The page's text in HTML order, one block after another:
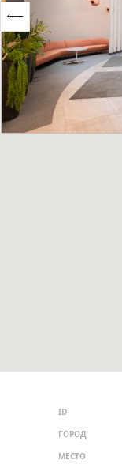
ВИД НА
КОНТАКТЫ
ID
ГОРОД
МЕСТО